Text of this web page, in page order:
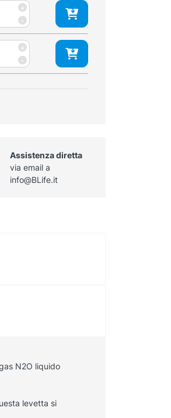
-
+
-
+
Assistenza diretta
via email a
info@BLife.it
N2O liquido
levetta si